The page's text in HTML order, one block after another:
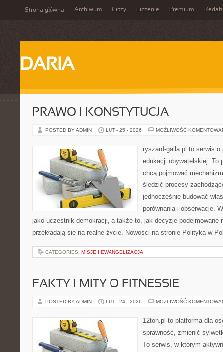
Strona główna Archiwum Ciszy Liczenie Premium
DARIA
PRAWO I KONSTYTUCJA
POSTED BY ADMIN LUT - 25 - 2026 MOŻLIWOŚĆ
ryszard-galla.pl to serwis
edukacji obywatelskiej. To
chcą pojmować
śledzić procesy
jednocześnie budować
porównania i obserwacje.
jako uczestnik demokracji, a także to, jak decyzje podejmowane
przekładają się na realne życie. Nowości na stronie Polityka w
CATEGORIES: MISJE I EWANGELIZACJA
FAKTY I MITY O FITNESSIE
POSTED BY ADMIN LUT - 24 - 2026 MOŻLIWOŚĆ
12ton.pl to platforma dla
sprawność, zmienić
To serwis, w którym